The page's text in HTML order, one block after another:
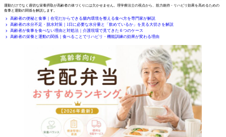
運動だけでなく適切な栄養摂取が高齢者の体づくりには欠かせません。理学療法士の視点から、筋力維持・リハビリ効果を高めるための
食事と運動の関係を解説します。
高齢者の便秘と食事｜在宅だからできる腸内環境を整える食べ方を専門家が解説
高齢者の水分不足・脱水対策｜1日に必要な水分量と「飲めているか」を見る大切さを解説
高齢者が食事を食べない理由と対処法｜介護現場で見てきた６つのケース
高齢者の栄養と運動の関係｜食べることでリハビリ・機能訓練の効果が変わる理由